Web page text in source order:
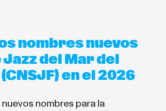
nombres nuevos
del Mar del
en el 2026
nombres para la